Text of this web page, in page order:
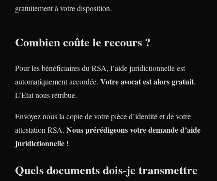
gratuitement à votre disposition.
Combien coûte le recours ?
Pour les bénéficiaires du RSA, l’aide juridictionnelle est
automatiquement accordée. Votre avocat est alors gratuit.
L’Etat nous rétribue.
Envoyez nous la copie de votre pièce d’identité et de votre
attestation RSA. Nous prérédigeons votre demande d’aide
juridictionnelle !
Quels documents dois-je transmettre